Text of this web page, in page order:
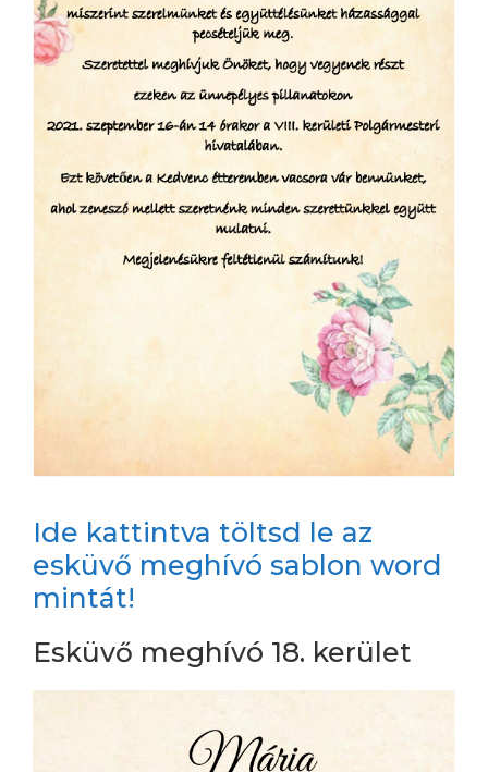
Ide kattintva töltsd le az
esküvő meghívó sablon word
mintát!
Esküvő meghívó 18. kerület